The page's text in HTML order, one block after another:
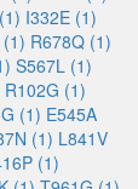
I332E (1)
R678Q (1)
S567L (1)
R102G (1)
(1) E545A
(1) L841V
(1)